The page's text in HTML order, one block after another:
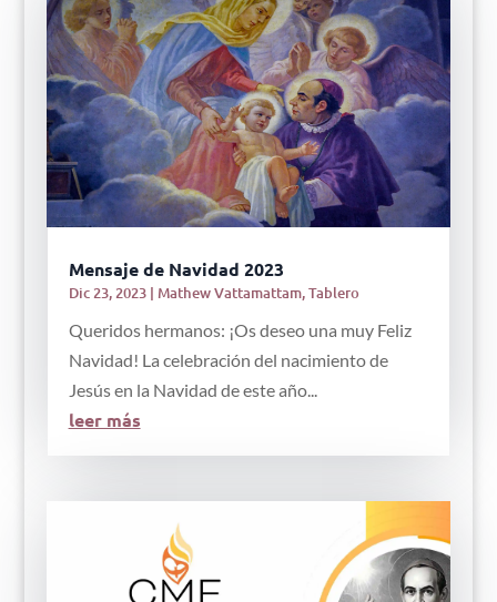
Mensaje de Navidad 2023
Dic 23, 2023| Mathew Vattamattam,Tablero
Queridos hermanos: ¡Os deseo una muy Feliz
Navidad! La celebración del nacimiento de
Jesús en la Navidad de este año...
leer más